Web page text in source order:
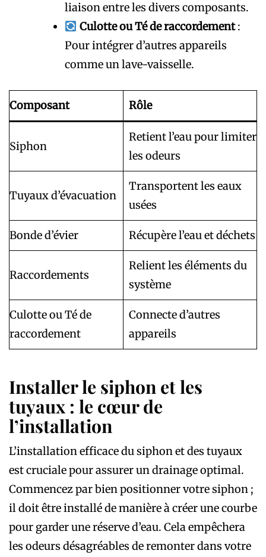
liaison entre les divers composants.
Culotte ou Té de raccordement:
Pour intégrer d’autres appareils
comme un lave-vaisselle.
Composant Rôle
Siphon
Retient l’eau pour limiter
les odeurs
Tuyaux d’évacuation
Transportent les eaux
usées
Bonde d’évier Récupère l’eau et déchets
Raccordements
Relient les éléments du
système
Culotte ou Té de
raccordement
Connecte d’autres
appareils
Installer le siphon et les
tuyaux : le cœur de
l’installation
L’installation efficace du siphon et des tuyaux
est cruciale pour assurer un drainage optimal.
Commencez par bien positionner votre siphon ;
il doit être installé de manière à créer une courbe
pour garder une réserve d’eau. Cela empêchera
les odeurs désagréables de remonter dans votre